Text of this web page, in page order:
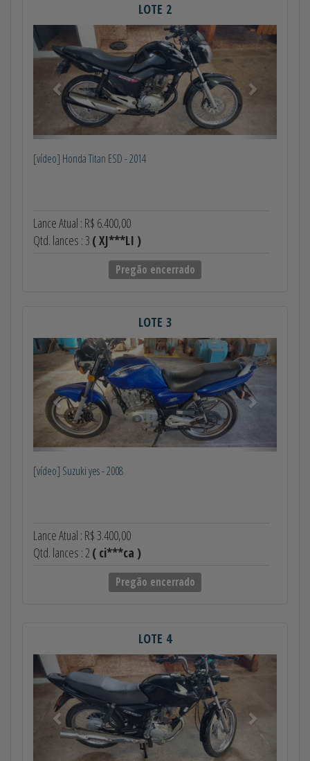
LOTE 2
Anterior Próximo
[vídeo] Honda Titan ESD - 2014
Lance Atual : R$ 6.400,00
Qtd. lances : 3 ( XJ***LI )
Pregão encerrado
LOTE 3
Anterior Próximo
[vídeo] Suzuki yes - 2008
Lance Atual : R$ 3.400,00
Qtd. lances : 2 ( ci***ca )
Pregão encerrado
LOTE 4
Anterior